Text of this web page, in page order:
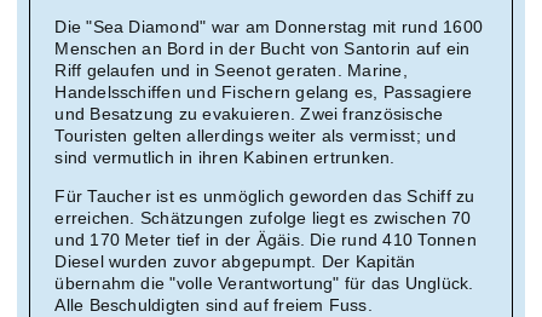
Die "Sea Diamond" war am Donnerstag mit rund 1600
Menschen an Bord in der Bucht von Santorin auf ein
Riff gelaufen und in Seenot geraten. Marine,
Handelsschiffen und Fischern gelang es, Passagiere
und Besatzung zu evakuieren. Zwei französische
Touristen gelten allerdings weiter als vermisst; und
sind vermutlich in ihren Kabinen ertrunken.
Für Taucher ist es unmöglich geworden das Schiff zu
erreichen. Schätzungen zufolge liegt es zwischen 70
und 170 Meter tief in der Ägäis. Die rund 410 Tonnen
Diesel wurden zuvor abgepumpt. Der Kapitän
übernahm die "volle Verantwortung" für das Unglück.
Alle Beschuldigten sind auf freiem Fuss.